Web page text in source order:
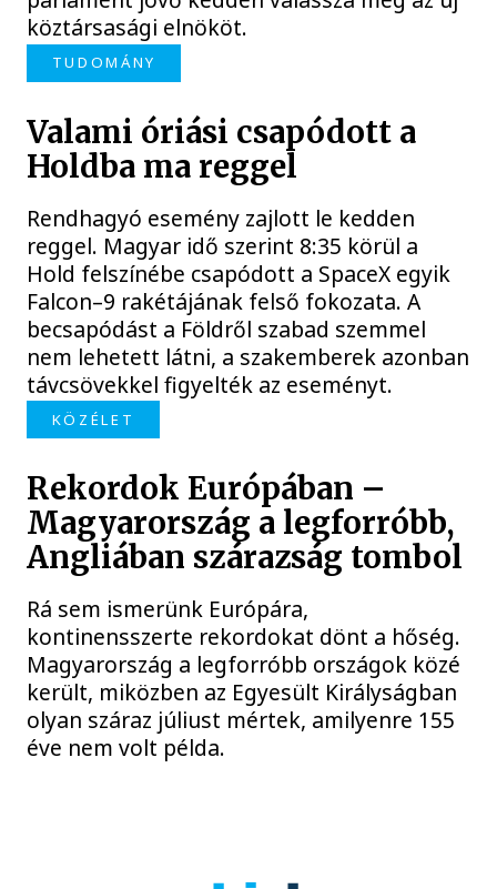
köztársasági elnököt.
TUDOMÁNY
Valami óriási csapódott a
Holdba ma reggel
Rendhagyó esemény zajlott le kedden
reggel. Magyar idő szerint 8:35 körül a
Hold felszínébe csapódott a SpaceX egyik
Falcon–9 rakétájának felső fokozata. A
becsapódást a Földről szabad szemmel
nem lehetett látni, a szakemberek azonban
távcsövekkel figyelték az eseményt.
KÖZÉLET
Rekordok Európában –
Magyarország a legforróbb,
Angliában szárazság tombol
Rá sem ismerünk Európára,
kontinensszerte rekordokat dönt a hőség.
Magyarország a legforróbb országok közé
került, miközben az Egyesült Királyságban
olyan száraz júliust mértek, amilyenre 155
éve nem volt példa.